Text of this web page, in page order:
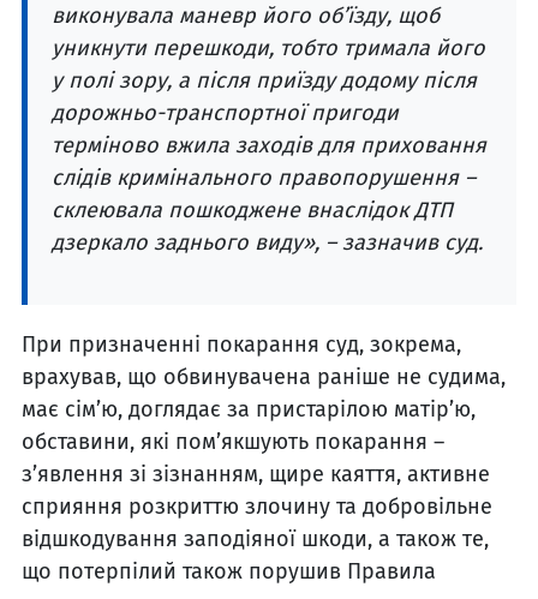
виконувала маневр його об’їзду, щоб
уникнути перешкоди, тобто тримала його
у полі зору, а після приїзду додому після
дорожньо-транспортної пригоди
терміново вжила заходів для приховання
слідів кримінального правопорушення –
склеювала пошкоджене внаслідок ДТП
дзеркало заднього виду», – зазначив суд.
При призначенні покарання суд, зокрема,
врахував, що обвинувачена раніше не судима,
має сім’ю, доглядає за пристарілою матір’ю,
обставини, які пом’якшують покарання –
з’явлення зі зізнанням, щире каяття, активне
сприяння розкриттю злочину та добровільне
відшкодування заподіяної шкоди, а також те,
що потерпілий також порушив Правила